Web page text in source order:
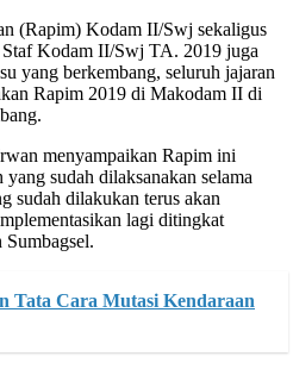
(Rapim) Kodam II/Swj sekaligus
Kodam II/Swj TA. 2019 juga
yang berkembang, seluruh jajaran
Rapim 2019 di Makodam II di
menyampaikan Rapim ini
sudah dilaksanakan selama
sudah dilakukan terus akan
lagi ditingkat
Tata Cara Mutasi Kendaraan